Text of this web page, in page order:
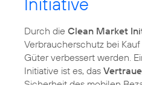
Durch die Clean Market
Verbraucherschutz bei
Güter verbessert werden.
Initiative ist es, das